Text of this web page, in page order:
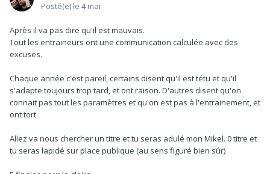
Posté(e) le 4 mai
Après il va pas dire qu'il est mauvais.
Tout les entraineurs ont une communication calculée avec des
excuses.
Chaque année c'est pareil, certains disent qu'il est tétu et qu'il
s'adapte toujours trop tard, et ont raison. D'autres disent qu'on
connait pas tout les paramètres et qu'on est pas à l'entrainement, et
ont tort.
Allez va nous chercher un titre et tu seras adulé mon Mikel. 0 titre et
tu seras lapidé sur place publique (au sens figuré bien sûr)